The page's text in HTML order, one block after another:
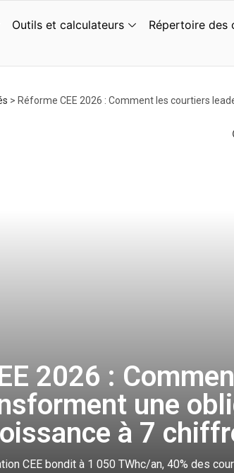
Outils et calculateurs Répertoire des
> Réforme CEE 2026 : Comment les courtiers
2026 :
une
à 7
CEE bondit à 1 050 TWhc/an, 40% des